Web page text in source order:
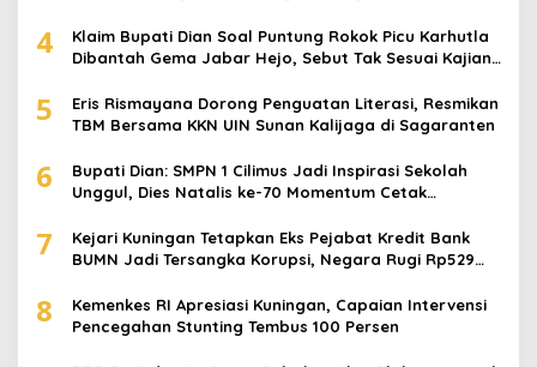
4
Klaim Bupati Dian Soal Puntung Rokok Picu Karhutla
Dibantah Gema Jabar Hejo, Sebut Tak Sesuai Kajian
5
Eris Rismayana Dorong Penguatan Literasi, Resmikan
TBM Bersama KKN UIN Sunan Kalijaga di Sagaranten
6
Bupati Dian: SMPN 1 Cilimus Jadi Inspirasi Sekolah
Unggul, Dies Natalis ke-70 Momentum Cetak
7
Kejari Kuningan Tetapkan Eks Pejabat Kredit Bank
BUMN Jadi Tersangka Korupsi, Negara Rugi Rp529
8
Kemenkes RI Apresiasi Kuningan, Capaian Intervensi
Pencegahan Stunting Tembus 100 Persen